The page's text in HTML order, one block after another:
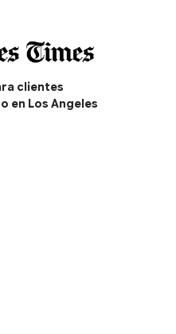
clientes
en Los Angeles